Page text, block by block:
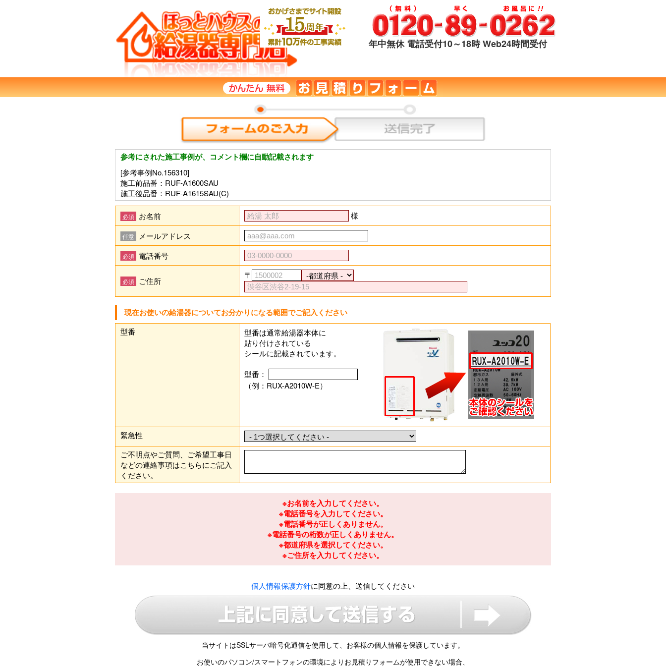
年中無休 電話受付10～18時 Web24時間受付
参考にされた施工事例が、コメント欄に自動記載されます
[参考事例No.156310]
施工前品番：RUF-A1600SAU
施工後品番：RUF-A1615SAU(C)
必須 お名前 様
任意 メールアドレス
必須 電話番号
必須 ご住所
〒
現在お使いの給湯器についてお分かりになる範囲でご記入ください
型番
型番は通常給湯器本体に
貼り付けされている
シールに記載されています。
型番：
（例：RUX-A2010W-E）
緊急性
ご不明点やご質問、ご希望工事日
などの連絡事項はこちらにご記入
ください。
※お名前を入力してください。
※電話番号を入力してください。
※電話番号が正しくありません。
※電話番号の桁数が正しくありません。
※都道府県を選択してください。
※ご住所を入力してください。
個人情報保護方針に同意の上、送信してください
当サイトはSSLサーバ暗号化通信を使用して、 お客様の個人情報を保護しています。
お使いのパソコン/スマートフォンの環境により お見積りフォームが使用できない場合、